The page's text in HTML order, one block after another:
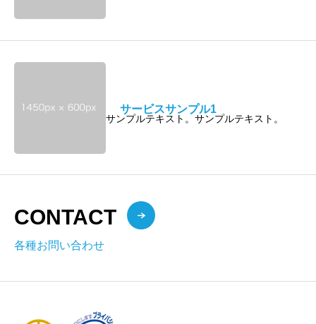
サービスサンプル1
サンプルテキスト。サンプルテキスト。
CONTACT
各種お問い合わせ